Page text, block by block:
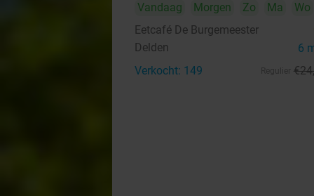
Vandaag Morgen Zo Ma Wo
Eetcafé De Burgemeester
Delden 6
Verkocht: 149 €24